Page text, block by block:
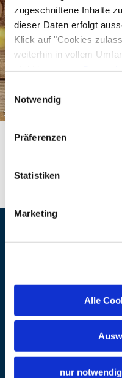
zugeschnittene Inhalte
dieser Daten erfolgt
Klick auf "Cookies
weiterhin in vollem
steht in unserer
gelistet.
Einwilligungsauswahl
Notwendig
Präferenzen
Statistiken
Marketing
Alle
nur
genießen Sie
Verführungen,
der jung & alt
©
Veranstaltungsort